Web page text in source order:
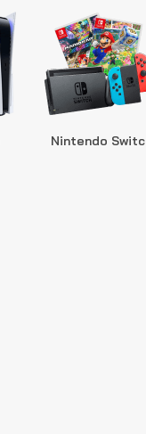
Nintendo